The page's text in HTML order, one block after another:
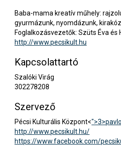
Baba-mama kreatív műhely:
gyurmázunk, nyomdázunk,
Foglalkozásvezetők: Szüts Éva
http://www.pecsikult.hu
Kapcsolattartó
Szalóki Virág
302278208
Szervező
Pécsi Kulturális Központ<">3>
http://www.pecsikult.hu/
https://www.facebook.com/